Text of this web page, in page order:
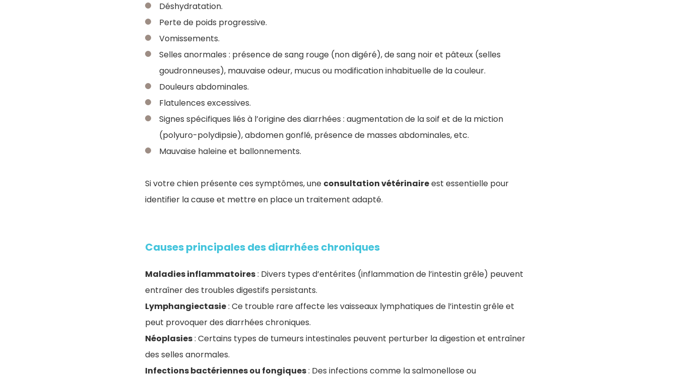
Déshydratation.
Perte de poids progressive.
Vomissements.
Selles anormales : présence de sang rouge (non digéré), de sang noir et pâteux (selles
goudronneuses), mauvaise odeur, mucus ou modification inhabituelle de la couleur.
Douleurs abdominales.
Flatulences excessives.
Signes spécifiques liés à l’origine des diarrhées : augmentation de la soif et de la miction
(polyuro-polydipsie), abdomen gonflé, présence de masses abdominales, etc.
Mauvaise haleine et ballonnements.
Si votre chien présente ces symptômes, une consultation vétérinaireest essentielle pour
identifier la cause et mettre en place un traitement adapté.
Causes principales des diarrhées chroniques
Maladies inflammatoires: Divers types d’entérites (inflammation de l’intestin grêle) peuvent
entraîner des troubles digestifs persistants.
Lymphangiectasie: Ce trouble rare affecte les vaisseaux lymphatiques de l’intestin grêle et
peut provoquer des diarrhées chroniques.
Néoplasies: Certains types de tumeurs intestinales peuvent perturber la digestion et entraîner
des selles anormales.
Infections bactériennes ou fongiques: Des infections comme la salmonellose ou